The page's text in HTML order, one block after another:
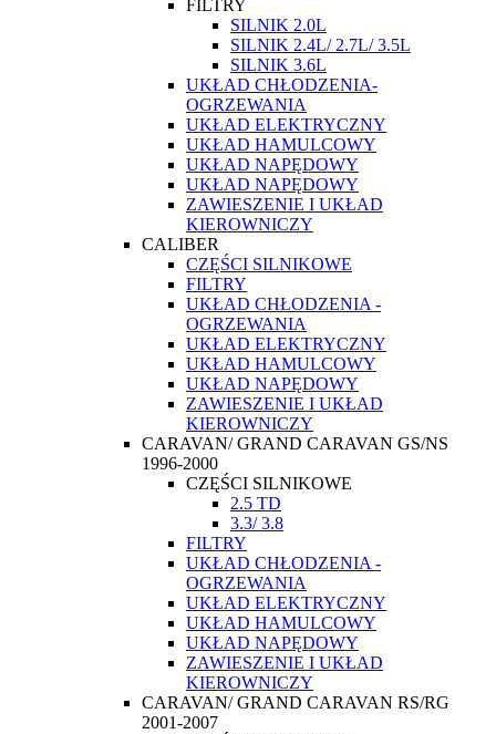
FILTRY
SILNIK 2.0L
SILNIK 2.4L/ 2.7L/ 3.5L
SILNIK 3.6L
UKŁAD CHŁODZENIA-
OGRZEWANIA
UKŁAD ELEKTRYCZNY
UKŁAD HAMULCOWY
UKŁAD NAPĘDOWY
UKŁAD NAPĘDOWY
ZAWIESZENIE I UKŁAD
KIEROWNICZY
CALIBER
CZĘŚCI SILNIKOWE
FILTRY
UKŁAD CHŁODZENIA -
OGRZEWANIA
UKŁAD ELEKTRYCZNY
UKŁAD HAMULCOWY
UKŁAD NAPĘDOWY
ZAWIESZENIE I UKŁAD
KIEROWNICZY
CARAVAN/ GRAND CARAVAN GS/NS
1996-2000
CZĘŚCI SILNIKOWE
2.5 TD
3.3/ 3.8
FILTRY
UKŁAD CHŁODZENIA -
OGRZEWANIA
UKŁAD ELEKTRYCZNY
UKŁAD HAMULCOWY
UKŁAD NAPĘDOWY
ZAWIESZENIE I UKŁAD
KIEROWNICZY
CARAVAN/ GRAND CARAVAN RS/RG
2001-2007